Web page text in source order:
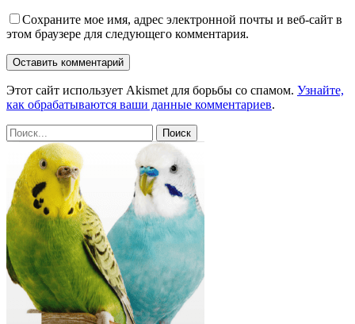
Сохраните мое имя, адрес электронной почты и веб-сайт в
этом браузере для следующего комментария.
Этот сайт использует Akismet для борьбы со спамом. Узнайте,
как обрабатываются ваши данные комментариев.